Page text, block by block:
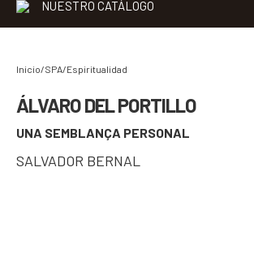
LOS MÁS VENDIDOS
LIBRERÍA CLARET
CONTACTO
NUESTRO CATÁLOGO
Inicio/SPA/Espiritualidad
ÁLVARO DEL PORTILLO
UNA SEMBLANÇA PERSONAL
SALVADOR BERNAL